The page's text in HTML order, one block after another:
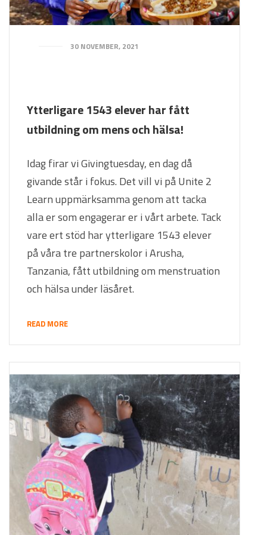
30 NOVEMBER, 2021
Ytterligare 1543 elever har fått
utbildning om mens och hälsa!
Idag firar vi Givingtuesday, en dag då
givande står i fokus. Det vill vi på Unite 2
Learn uppmärksamma genom att tacka
alla er som engagerar er i vårt arbete. Tack
vare ert stöd har ytterligare 1543 elever
på våra tre partnerskolor i Arusha,
Tanzania, fått utbildning om menstruation
och hälsa under läsåret.
READ MORE